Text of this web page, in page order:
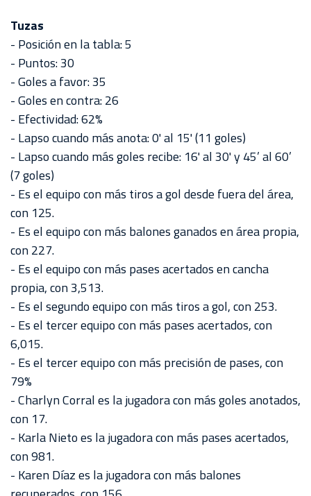
Tuzas
- Posición en la tabla: 5
- Puntos: 30
- Goles a favor: 35
- Goles en contra: 26
- Efectividad: 62%
- Lapso cuando más anota: 0' al 15' (11 goles)
- Lapso cuando más goles recibe: 16' al 30' y 45’ al 60’
(7 goles)
- Es el equipo con más tiros a gol desde fuera del área,
con 125.
- Es el equipo con más balones ganados en área propia,
con 227.
- Es el equipo con más pases acertados en cancha
propia, con 3,513.
- Es el segundo equipo con más tiros a gol, con 253.
- Es el tercer equipo con más pases acertados, con
6,015.
- Es el tercer equipo con más precisión de pases, con
79%
- Charlyn Corral es la jugadora con más goles anotados,
con 17.
- Karla Nieto es la jugadora con más pases acertados,
con 981.
- Karen Díaz es la jugadora con más balones